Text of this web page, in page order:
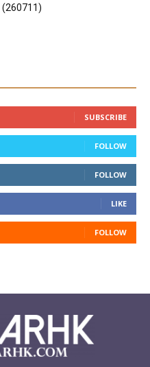
(260711)
SUBSCRIBE
FOLLOW
FOLLOW
LIKE
FOLLOW